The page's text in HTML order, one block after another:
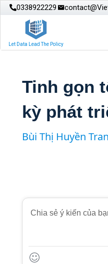
0338922229
Let Data Lead The Policy
Tinh gọn
kỳ phát
Bùi Thị Huyền